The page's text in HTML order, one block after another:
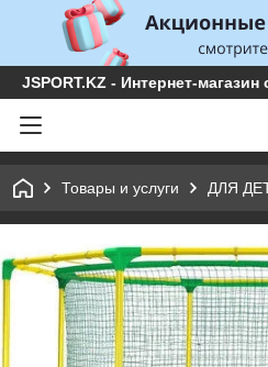
JSPORT.KZ - Интернет-
Товары и услуги ДЛЯ